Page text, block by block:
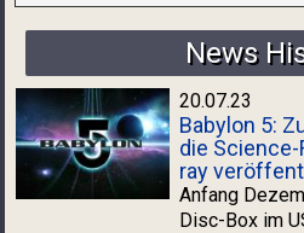
News
20.07.23
Babylon 5:
die
ray
Anfang
Disc-Box im